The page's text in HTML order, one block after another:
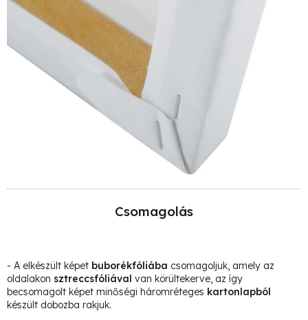
Csomagolás
- A elkészült képet buborékfóliába csomagoljuk, amely az
oldalakon sztreccsfóliával van körültekerve, az így
becsomagolt képet minőségi háromréteges kartonlapból
készült dobozba rakjuk.